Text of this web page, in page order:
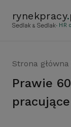
rynekpracy.
- HR
Strona główna
Prawie 60% Europejek to kobiety
pracujące